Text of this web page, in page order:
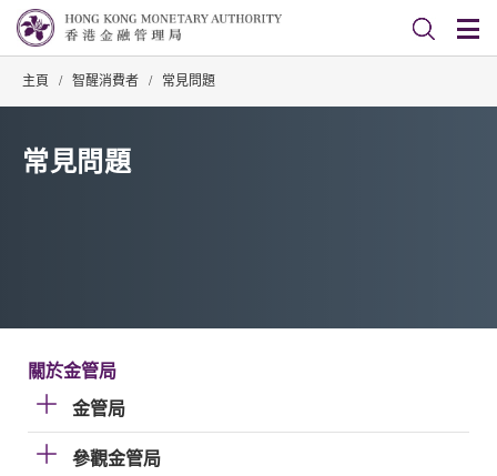
主頁 / 智醒消費者 / 常見問題
常見問題
關於金管局
金管局
參觀金管局